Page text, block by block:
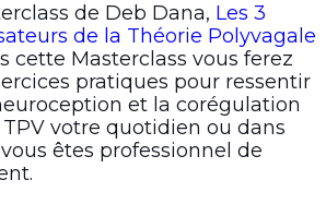
de Deb Dana, Les 3
de la Théorie Polyvagale
cette Masterclass vous ferez
pratiques pour ressentir
et la corégulation
votre quotidien ou dans
êtes professionnel de